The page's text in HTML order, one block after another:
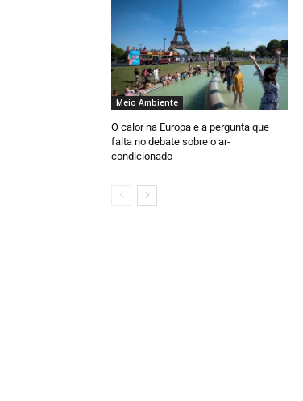
Meio Ambiente
O calor na Europa e a pergunta que
falta no debate sobre o ar-
condicionado